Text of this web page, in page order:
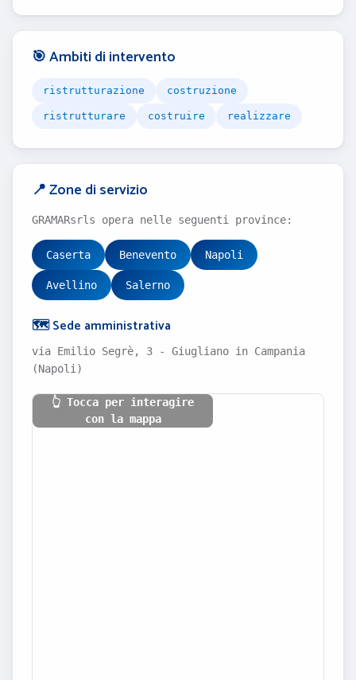
🎯 Ambiti di intervento
ristrutturazione costruzione
ristrutturare costruire realizzare
📍 Zone di servizio
GRAMARsrls opera nelle seguenti province:
Caserta Benevento Napoli
Avellino Salerno
🗺️ Sede amministrativa
via Emilio Segrè, 3 - Giugliano in Campania
(Napoli)
👆 Tocca per interagire
con la mappa